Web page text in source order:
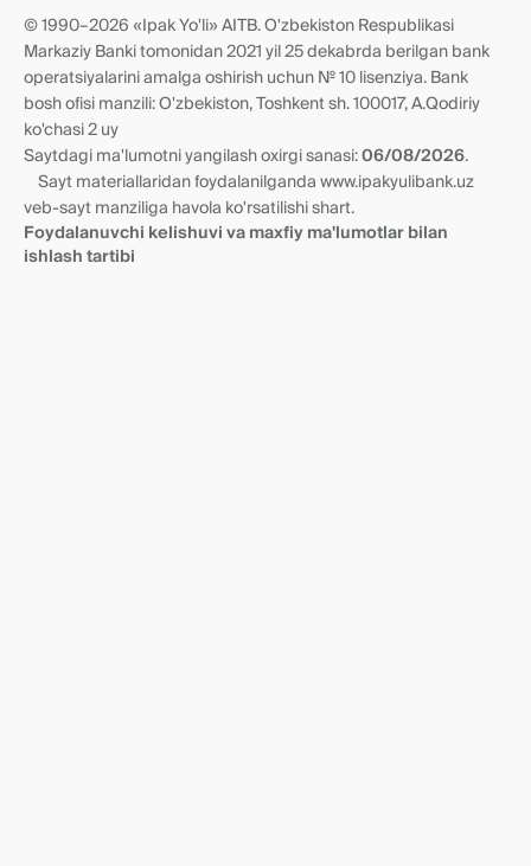
Yangiliklar
Rekvizitlar va filiallar
Tranzit hisobraqamlari
Vakillik munosabatlari
© 1990–2026 «Ipak Yo'li» AITB. O'zbekiston Respublikasi
Markaziy Banki tomonidan 2021 yil 25 dekabrda berilgan bank
operatsiyalarini amalga oshirish uchun № 10 lisenziya. Bank
bosh ofisi manzili: O'zbekiston, Toshkent sh. 100017, A.Qodiriy
ko'chasi 2 uy
Saytdagi ma'lumotni yangilash oxirgi sanasi:06/08/2026.
Sayt materiallaridan foydalanilganda www.ipakyulibank.uz
veb-sayt manziliga havola ko'rsatilishi shart.
Foydalanuvchi kelishuvi va maxfiy ma'lumotlar bilan
ishlash tartibi